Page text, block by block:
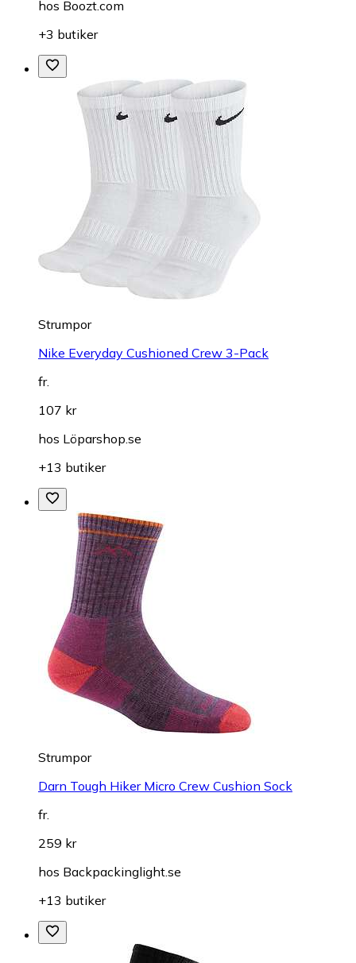
hos Boozt.com
+3 butiker
Strumpor
Nike Everyday Cushioned Crew 3-Pack
fr.
107 kr
hos Löparshop.se
+13 butiker
Strumpor
Darn Tough Hiker Micro Crew Cushion Sock
fr.
259 kr
hos Backpackinglight.se
+13 butiker